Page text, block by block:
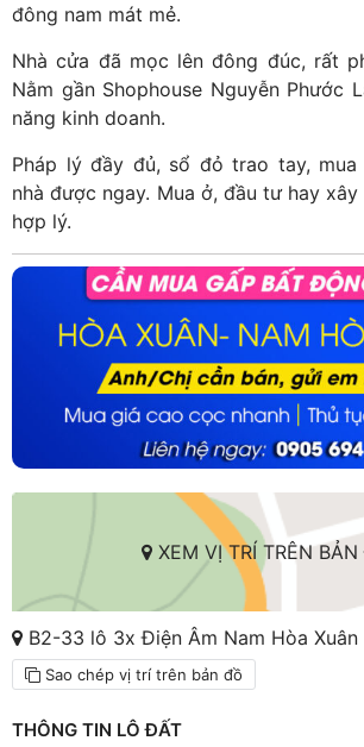
đông nam mát mẻ.
Nhà cửa đã mọc lên đông đúc, rất
Nằm gần Shophouse Nguyễn Phước
năng kinh doanh.
Pháp lý đầy đủ, sổ đỏ trao tay,
nhà được ngay. Mua ở, đầu tư hay
hợp lý.
XEM VỊ TRÍ TRÊN
B2-33 lô 3x Điện Âm Nam Hòa Xuân
Sao chép vị trí trên bản đồ
THÔNG TIN LÔ ĐẤT